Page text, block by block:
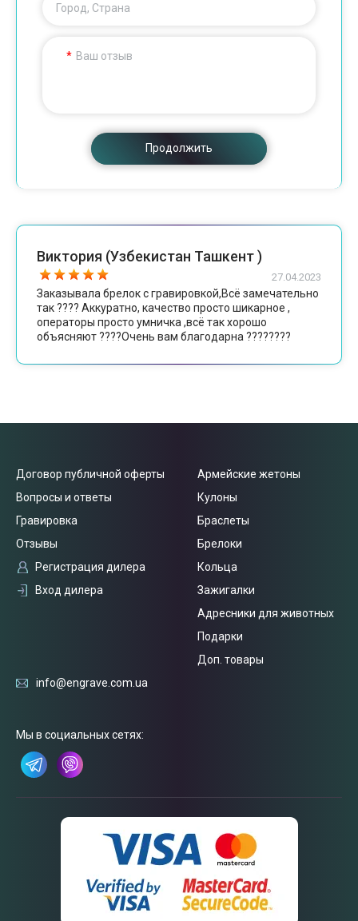
Город, Страна
Ваш отзыв
Продолжить
Виктория (Узбекистан Ташкент )
27.04.2023
Заказывала брелок с гравировкой,Всё замечательно
так ???? Аккуратно, качество просто шикарное ,
операторы просто умничка ,всё так хорошо
объясняют ????Очень вам благодарна ????????
Договор публичной оферты
Вопросы и ответы
Гравировка
Отзывы
Регистрация дилера
Вход дилера
Армейские жетоны
Кулоны
Браслеты
Брелоки
Кольца
Зажигалки
Адресники для животных
Подарки
Доп. товары
info@engrave.com.ua
Мы в социальных сетях: